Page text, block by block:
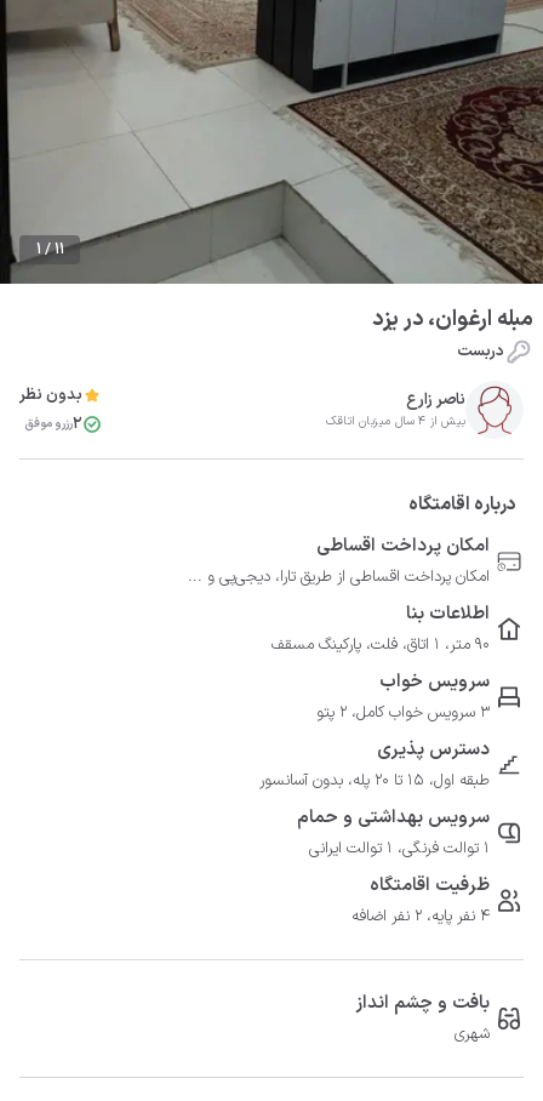
1 / 11
مبله ارغوان، در یزد
دربست
ناصر زارع
بیش از 4 سال میزبان اتاقک
بدون نظر
2رزرو موفق
درباره اقامتگاه
امکان پرداخت اقساطی
امکان پرداخت اقساطی از طریق تارا، دیجی‌پی و ...
اطلاعات بنا
90 متر، 1 اتاق، فلت، پارکینگ مسقف
سرویس خواب
3 سرویس خواب کامل، 2 پتو
دسترس پذیری
طبقه اول، 15 تا 20 پله، بدون آسانسور
سرویس بهداشتی و حمام
1 توالت فرنگی، 1 توالت ایرانی
ظرفیت اقامتگاه
4 نفر پایه، 2 نفر اضافه
بافت و چشم انداز
شهری